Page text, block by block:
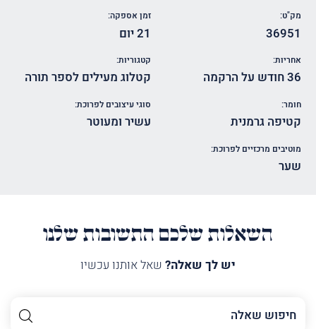
מק"ט:
36951
זמן אספקה:
21 יום
אחריות:
36 חודש על הרקמה
קטגוריות:
קטלוג מעילים לספר תורה
חומר:
קטיפה גרמנית
סוגי עיצובים לפרוכת:
עשיר ומעוטר
מוטיבים מרכזיים לפרוכת:
שער
השאלות שלכם התשובות שלנו
יש לך שאלה? שאל אותנו עכשיו
השם